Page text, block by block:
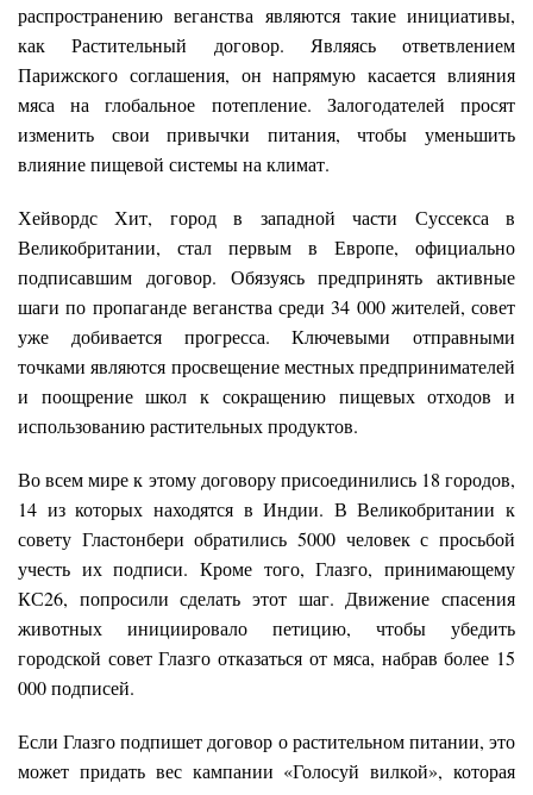
распространению веганства являются такие инициативы,
как Растительный договор. Являясь ответвлением
Парижского соглашения, он напрямую касается влияния
мяса на глобальное потепление. Залогодателей просят
изменить свои привычки питания, чтобы уменьшить
влияние пищевой системы на климат.
Хейвордс Хит, город в западной части Суссекса в
Великобритании, стал первым в Европе, официально
подписавшим договор. Обязуясь предпринять активные
шаги по пропаганде веганства среди 34 000 жителей, совет
уже добивается прогресса. Ключевыми отправными
точками являются просвещение местных предпринимателей
и поощрение школ к сокращению пищевых отходов и
использованию растительных продуктов.
Во всем мире к этому договору присоединились 18 городов,
14 из которых находятся в Индии. В Великобритании к
совету Гластонбери обратились 5000 человек с просьбой
учесть их подписи. Кроме того, Глазго, принимающему
КС26, попросили сделать этот шаг. Движение спасения
животных инициировало петицию, чтобы убедить
городской совет Глазго отказаться от мяса, набрав более 15
000 подписей.
Если Глазго подпишет договор о растительном питании, это
может придать вес кампании «Голосуй вилкой», которая